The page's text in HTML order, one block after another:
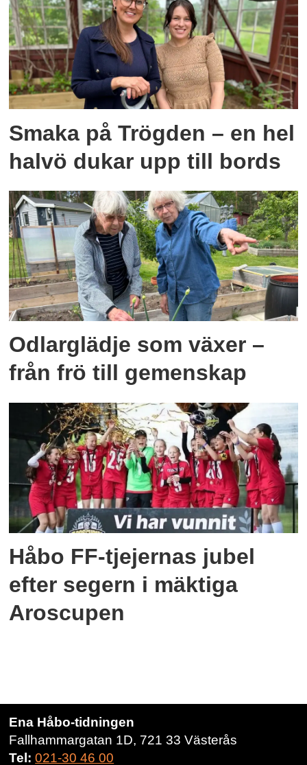
Smaka på Trögden – en hel
halvö dukar upp till bords
Odlarglädje som växer –
från frö till gemenskap
Håbo FF-tjejernas jubel
efter segern i mäktiga
Aroscupen
Ena Håbo-tidningen
Fallhammargatan 1D, 721 33 Västerås
Tel: 021-30 46 00